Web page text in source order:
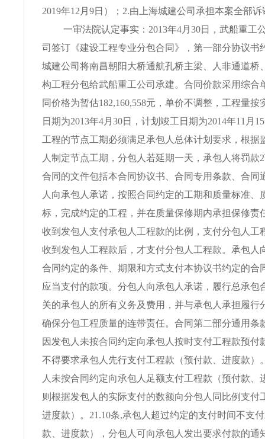
2019年12月9日）；2.由上海城建公司承担本案全部
一审法院认定事实：2013年4月30日，武船重工
司签订《建设工程专业分包合同》，第一部分协议书
城建公司将南昌朝阳大桥通航孔桥主梁、人非通道桥
构工程分包给武船重工公司承建。合同价款采用综合
同价格为暂估182,160,558元，单价不调整，工程量按
日期为2013年4月30日，计划竣工日期为2014年11月
工程的节点工期必须满足承包人总体计划要求，根据
人制定节点工期，分包人若延期一天，承包人将罚款
合同的文件包括本合同协议书、合同专用条款、合同
人向承包人承诺，按照合同约定的工期和质量标准、
标，完成约定的工程，并在质量保修期内承担保修责
收到发包人支付承包人工程款的比例，支付分包人工
收到发包人工程款后，才支付分包人工程款。承包人
合同约定的条件、期限和方式支付本协议书约定的合
应当支付的款项。分包人向承包人承诺，履行总承包
关的承包人的所有义务及费用，并与承包人承担履行
确保分包工程质量的连带责任。合同第二部分通用条
因发包人未按合同约定向承包人按时支付工程款预付
不得要求承包人先行支付工程款（预付款、进度款）
人未按合同约定向承包人足额支付工程款（预付款、
则根据发包人的实际支付的数额向分包人同比例支付
进度款）。21.10条,承包人超过约定的支付时间不支
款、进度款），分包人可向承包人发出要求付款的通